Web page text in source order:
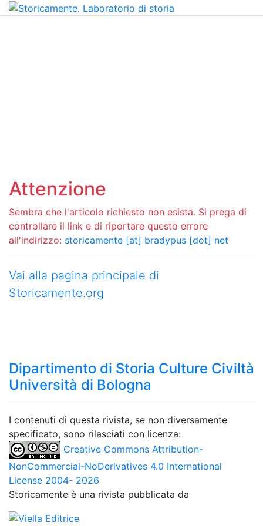
Attenzione
Sembra che l'articolo richiesto non esista. Si prega di
controllare il link e di riportare questo errore
all'indirizzo: storicamente [at] bradypus [dot] net
Vai alla pagina principale di
Storicamente.org
Dipartimento di Storia Culture Civiltà
Università di Bologna
I contenuti di questa rivista, se non diversamente
specificato, sono rilasciati con licenza:
Creative Commons Attribution-
NonCommercial-NoDerivatives 4.0 International
License 2004- 2026
Storicamente è una rivista pubblicata da